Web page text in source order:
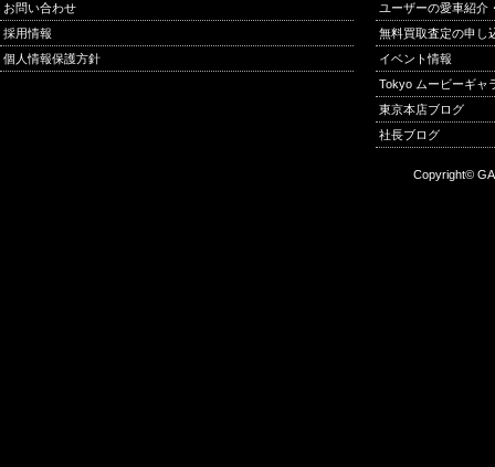
お問い合わせ
採用情報
個人情報保護方針
ユーザーの愛車紹介
無料買取査定の申し
イベント情報
Tokyo ムービーギャ
東京本店ブログ
社長ブログ
Copyright©